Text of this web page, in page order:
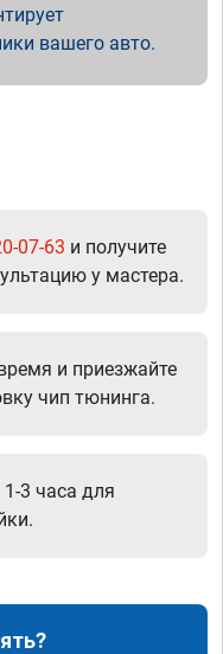
вашего авто.
07-63 и получите
у мастера.
и приезжайте
чип тюнинга.
3 часа для